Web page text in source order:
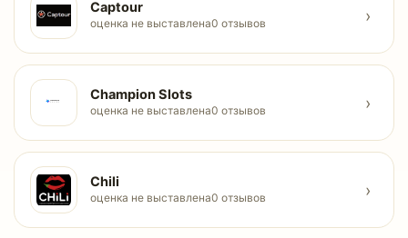
Captour
оценка не выставлена0 отзывов ›
Champion Slots
оценка не выставлена0 отзывов ›
Chili
оценка не выставлена0 отзывов ›